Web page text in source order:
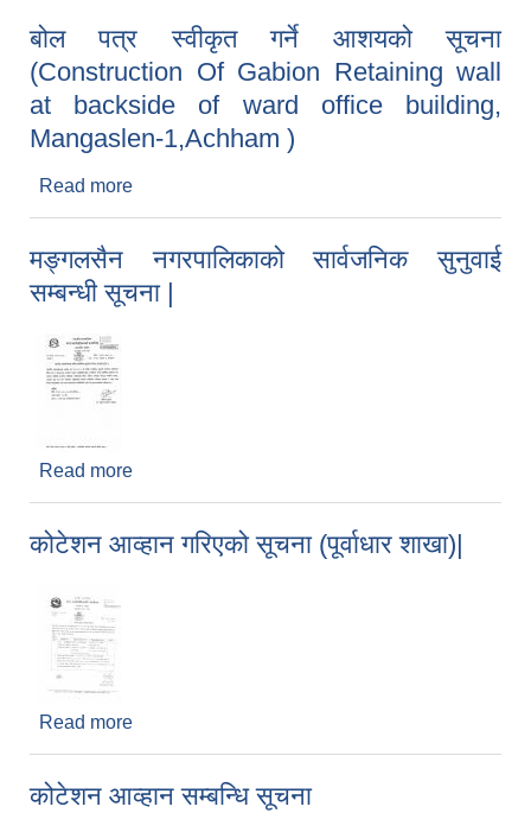
बोल पत्र स्वीकृत गर्ने आशयको सूचना
(Construction Of Gabion Retaining wall
at backside of ward office building,
Mangaslen-1,Achham )
Read more
1,Achham )
मङ्गलसैन नगरपालिकाको सार्वजनिक सुनुवाई
सम्बन्धी सूचना |
Read more
कोटेशन आव्हान गरिएको सूचना (पूर्वाधार शाखा)|
Read more
कोटेशन आव्हान सम्बन्धि सूचना